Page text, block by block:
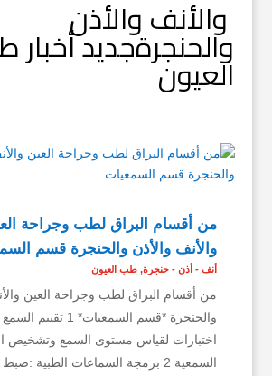
والأنف والأذن
والحنجرةجديد
العيون
من أقسام البراق لطب وجراحة
والأنف والأذن والحنجرة قسم
أنف - أذن - حنجرة, طب العيون
من أقسام البراق لطب وجراحة العين
والحنجرة *قسم السمعيات* 1
اختبارات لقياس مستوى السمع وتشخيص
السمعية 2 برمجة السماعات الطبية